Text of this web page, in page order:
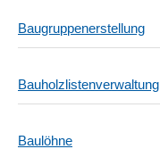
Baugruppenerstellung
Bauholzlistenverwaltung
Baulöhne